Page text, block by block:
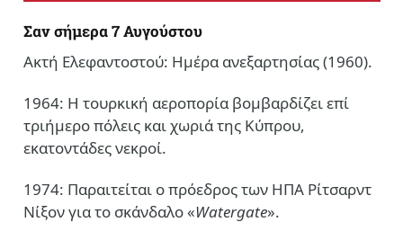
Σαν σήμερα 7 Αυγούστου
Ακτή Ελεφαντοστού: Ημέρα ανεξαρτησίας (1960).
1964: Η τουρκική αεροπορία βομβαρδίζει επί
τριήμερο πόλεις και χωριά της Κύπρου,
εκατοντάδες νεκροί.
1974: Παραιτείται ο πρόεδρος των ΗΠΑ Ρίτσαρντ
Νίξον για το σκάνδαλο «Watergate».